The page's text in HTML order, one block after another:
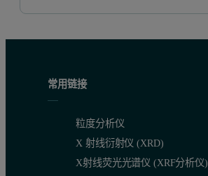
常用链接
粒度分析仪
X 射线衍射仪 (XRD)
X射线荧光光谱仪 (XRF分析仪)